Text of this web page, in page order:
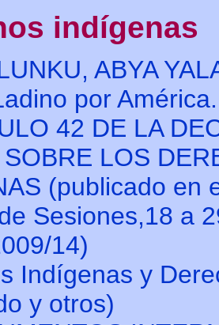
indígenas
ABYA
por
42 DE LA
LOS
(publicado en
Sesiones,18 a
14)
Indígenas y
y otros)